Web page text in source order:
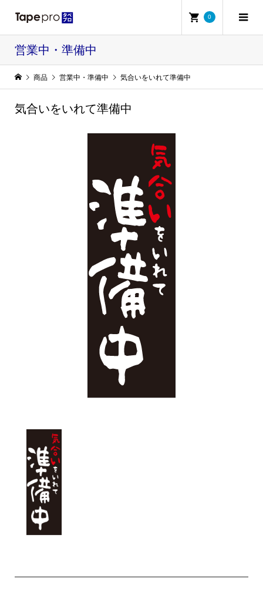
0
営業中・準備中
商品 営業中・準備中 気合いをいれて準備中
気合いをいれて準備中